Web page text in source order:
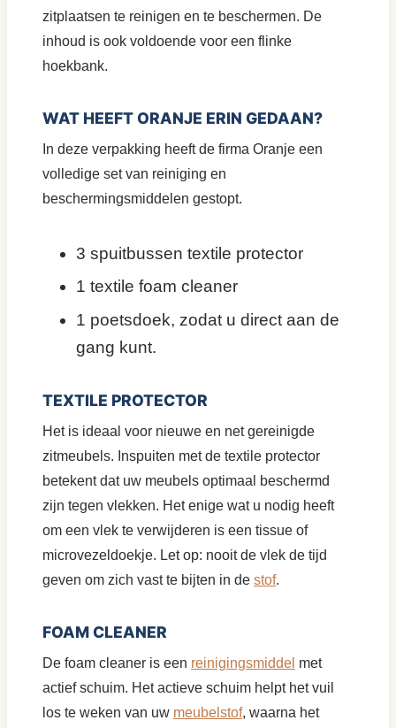
zitplaatsen te reinigen en te beschermen. De
inhoud is ook voldoende voor een flinke
hoekbank.
WAT HEEFT ORANJE ERIN GEDAAN?
In deze verpakking heeft de firma Oranje een
volledige set van reiniging en
beschermingsmiddelen gestopt.
3 spuitbussen textile protector
1 textile foam cleaner
1 poetsdoek, zodat u direct aan de
gang kunt.
TEXTILE PROTECTOR
Het is ideaal voor nieuwe en net gereinigde
zitmeubels. Inspuiten met de textile protector
betekent dat uw meubels optimaal beschermd
zijn tegen vlekken. Het enige wat u nodig heeft
om een vlek te verwijderen is een tissue of
microvezeldoekje. Let op: nooit de vlek de tijd
geven om zich vast te bijten in de stof.
FOAM CLEANER
De foam cleaner is een reinigingsmiddel met
actief schuim. Het actieve schuim helpt het vuil
los te weken van uw meubelstof, waarna het